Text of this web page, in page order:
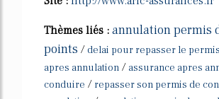
Thèmes liés : annulation permis
points / delai pour repasser le
apres annulation / assurance apres
conduire / repasser son permis de